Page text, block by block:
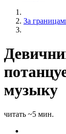
За
музыку
читать ~5 мин.